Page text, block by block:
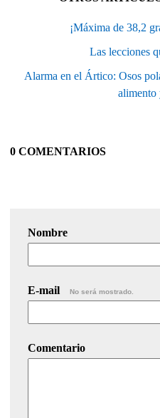
¡Máxima de 38,2
Las lecciones
Alarma en el Ártico: Osos
alimento
0 COMENTARIOS
Nombre
E-mail No será mostrado.
Comentario